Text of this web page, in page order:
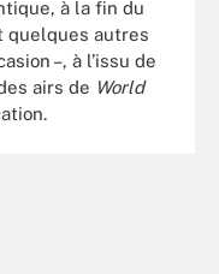
à la fin du
quelques autres
–, à l’issu de
airs de World